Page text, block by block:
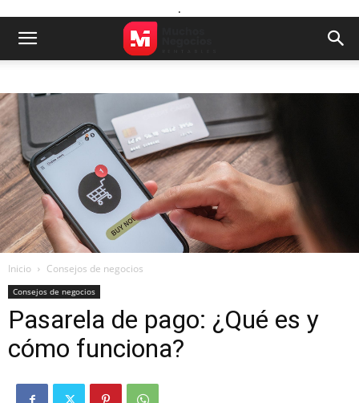
.
Inicio Consejos de negocios
Consejos de negocios
Pasarela de pago: ¿Qué es y
cómo funciona?